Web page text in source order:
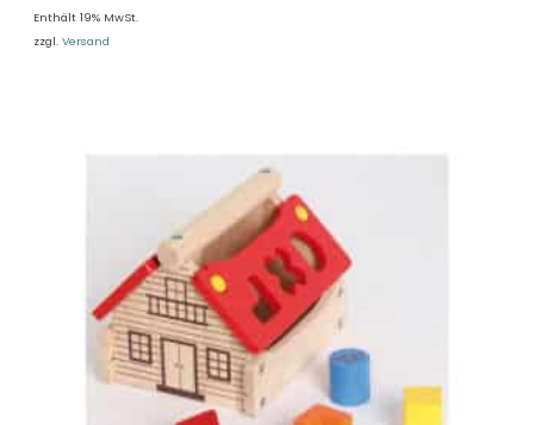
Enthält 19% MwSt.
zzgl. Versand